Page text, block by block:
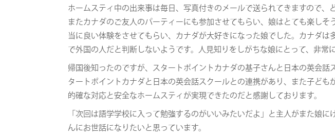
ホームスティ中の出来事は毎日、写真付きのメールで送られてきますので
またカナダのご友人のパーティーにも参加させてもらい、娘はとても楽し
当に良い体験をさせてもらい、カナダが大好きになった娘でした。カナダ
で外国の人だと判断しないようです。人見知りをしがちな娘にとって、非常
帰国後知ったのですが、スタートポイントカナダの基子さんと日本の英会
タートポイントカナダと日本の英会話スクールとの連携があり、また子ど
的確な対応と安全なホームスティが実現できたのだと感謝しております。
「次回は語学学校に入って勉強するのがいいみたいだよ」と主人がまた娘
んにお世話になりたいと思っています。